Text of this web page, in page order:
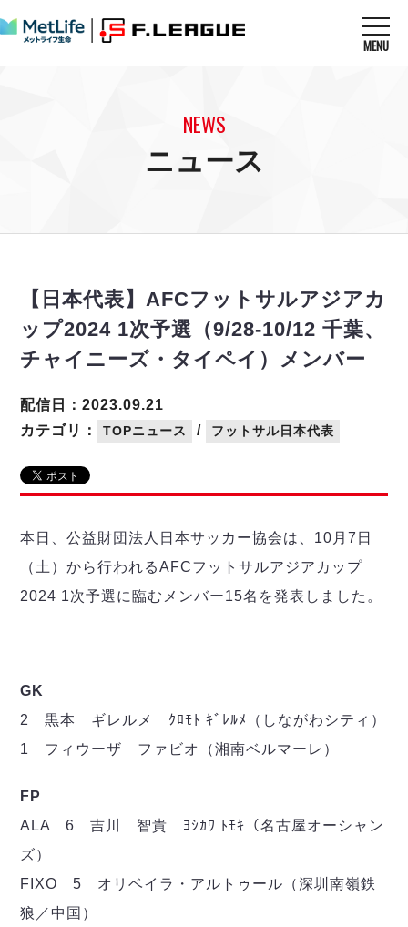
MENU
U-23選抜
メディア情報
フットサル日本代表
その他
戦績表
警告・退場・出場停止選手
個人ランキング｜ゴール
個人ランキング｜シュート
個人ランキング｜シュート成功率
個人ランキング｜第2PK
メットライフ生命Ｆ２リーグ
順位表
戦績表
警告・退場・出場停止選手
個人ランキング｜第2PK
メットライフ生命Ｆリーグカップ 2026
大会概要
アリーナ情報
チケット情報
過去の記録
エスポラーダ北海道
バルドラール浦安
フウガドールすみだ
立川アスレティックFC
ペスカドーラ町田
ボアルース長野
シュライカー大阪
バサジィ大分
リガーレヴィア葛飾
Y．S．C．C．横浜
デウソン神戸
アリーナ情報 ARENA
リーグ概要 ABOUT US
リーグ概要
大会概要
リーグ要項
クラブライセンス関連
過去の記録
過去の試合記録
ディビジョン1 試合記録
ディビジョン2 試合記録
記念ゴール
ハットトリック
選手の通算記録（Ｆ１）
バルドラール浦安
フウガドールすみだ
プロジェクト PROJECT
ABeam AWARD
DIVISION 01
02
NEWS
ニュース
【日本代表】AFCフットサルアジアカ
ップ2024 1次予選（9/28-10/12 千葉、
チャイニーズ・タイペイ）メンバー
カテゴリ： TOPニュース / フットサル日本代表
配信日：2023.09.21
本日、公益財団法人日本サッカー協会は、10月7日
（土）から行われるAFCフットサルアジアカップ
2024 1次予選に臨むメンバー15名を発表しました。
GK
2 黒本 ギレルメ ｸﾛﾓﾄ ｷﾞﾚﾙﾒ（しながわシティ）
1 フィウーザ ファビオ（湘南ベルマーレ）
FP
ALA 6 吉川 智貴 ﾖｼｶﾜ ﾄﾓｷ（名古屋オーシャン
ズ）
FIXO 5 オリベイラ・アルトゥール（深圳南嶺鉄
狼／中国）